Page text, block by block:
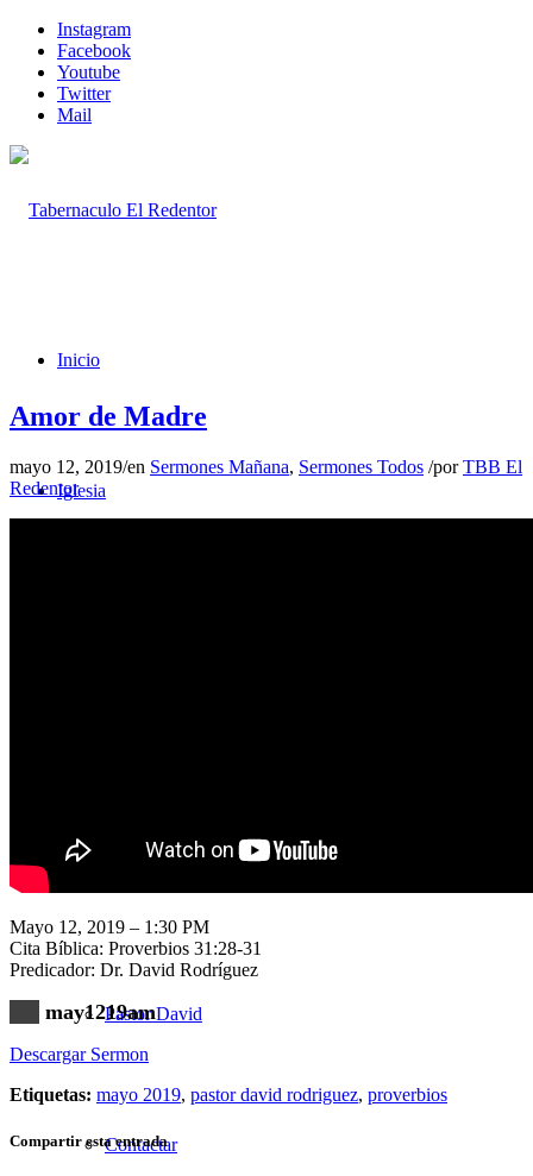
Instagram
Facebook
Youtube
Twitter
Mail
Inicio
Iglesia
Pastor David
Contactar
Amor de Madre
mayo 12, 2019/en Sermones Mañana, Sermones Todos /porTBB El
Redentor
Mayo 12, 2019 – 1:30 PM
Cita Bíblica: Proverbios 31:28-31
Predicador: Dr. David Rodríguez
may1219am
Descargar Sermon
Etiquetas: mayo 2019, pastor david rodriguez, proverbios
Compartir esta entrada